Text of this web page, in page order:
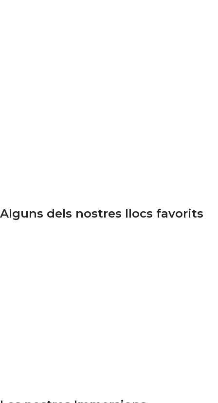
Alguns dels nostres llocs favorits